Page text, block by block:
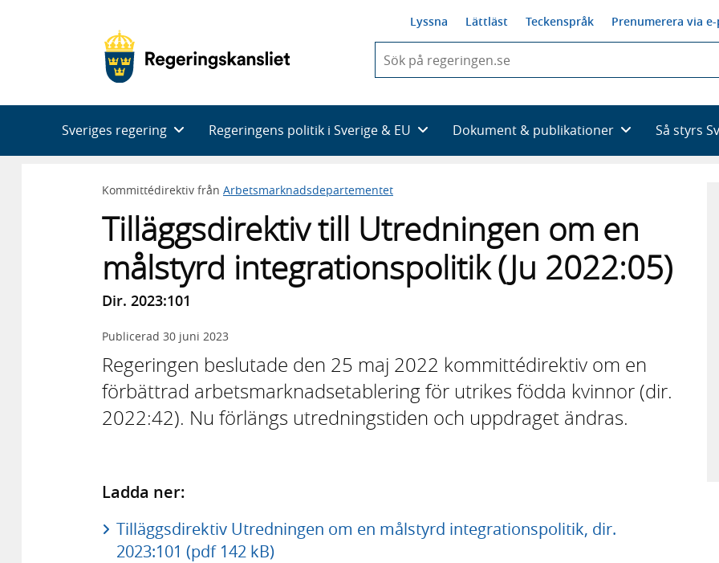
Lyssna Lättläst Teckenspråk Prenumerera via
du
skriva
framträder
en
med
Sveriges regering Regeringens politik i Sverige & EU Dokument & publikationer Så styrs
Kommittédirektiv från Arbetsmarknadsdepartementet
Tilläggsdirektiv till Utredningen om en
målstyrd integrationspolitik (Ju 2022:05)
Dir. 2023:101
Publicerad 30 juni 2023
Regeringen beslutade den 25 maj 2022 kommittédirektiv om en
förbättrad arbetsmarknadsetablering för utrikes födda kvinnor (dir.
2022:42). Nu förlängs utredningstiden och uppdraget ändras.
Ladda ner:
Tilläggsdirektiv Utredningen om en målstyrd integrationspolitik, dir.
2023:101 (pdf 142 kB)